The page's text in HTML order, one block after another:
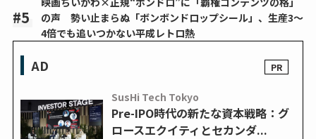
の声 勢い止まらぬ「ボンボンドロップシール」、生産3～
4倍でも追いつかない平成レトロ熱
AD
SusHi Tech Tokyo
Pre-IPO時代の新たな資本戦略：グ
ロースエクイティとセカンダ...